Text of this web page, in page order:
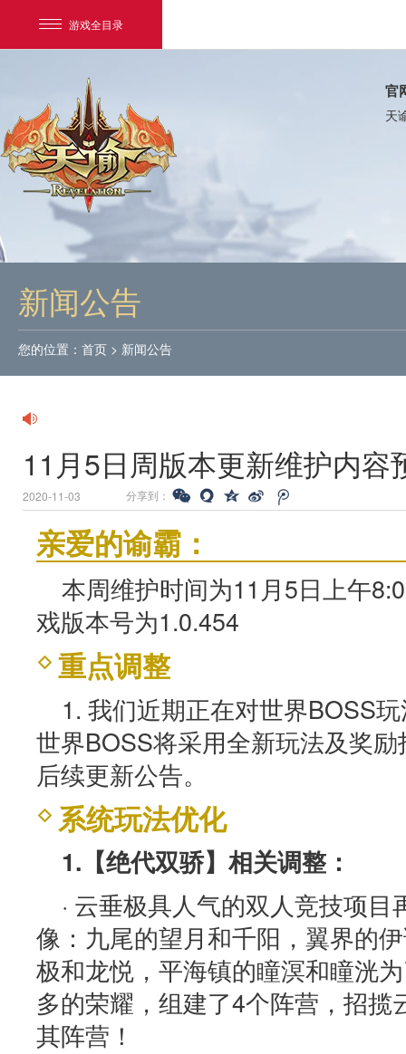
游戏全目录
网易游戏
我的足迹：
官
天
新闻公告
您的位置： 首页 > 新闻公告
11月5日周版本更新维护内容
2020-11-03 分享到：
亲爱的谕霸：
本周维护时间为11月5日上午
戏版本号为1.0.454
重点调整
1. 我们近期正在对世界BOSS
世界BOSS将采用全新玩法及奖
后续更新公告。
系统玩法优化
1.【绝代双骄】相关调整：
· 云垂极具人气的双人竞技项
像：九尾的望月和千阳，翼界的
极和龙悦，平海镇的瞳溟和瞳洸
多的荣耀，组建了4个阵营，招
其阵营！